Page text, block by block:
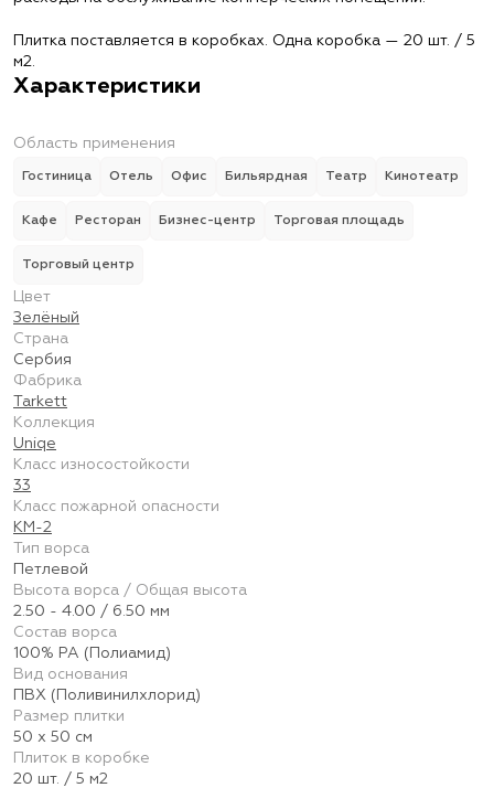
Плитка поставляется в коробках. Одна коробка — 20 шт. / 5
м2.
Характеристики
Область применения
Гостиница Отель Офис Бильярдная Театр Кинотеатр
Кафе Ресторан Бизнес-центр Торговая площадь
Торговый центр
Цвет
Зелёный
Страна
Сербия
Фабрика
Tarkett
Коллекция
Uniqe
Класс износостойкости
33
Класс пожарной опасности
КМ-2
Тип ворса
Петлевой
Высота ворса / Общая высота
2.50 - 4.00 / 6.50 мм
Состав ворса
100% PA (Полиамид)
Вид основания
ПВХ (Поливинилхлорид)
Размер плитки
50 х 50 см
Плиток в коробке
20 шт. / 5 м2